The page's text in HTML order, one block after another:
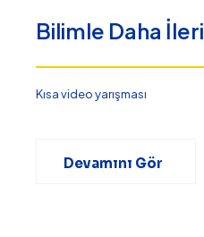
Bilimle Daha İleri
Kısa video yarışması
Devamını Gör